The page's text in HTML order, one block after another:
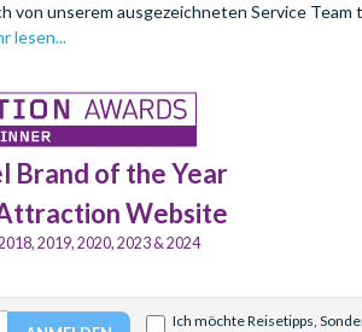
von unserem ausgezeichneten Service
lesen...
Brand of the Year
Website
2019, 2020, 2023 & 2024
Ich möchte Reisetipps,